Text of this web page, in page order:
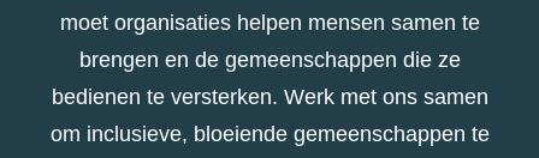
moet organisaties helpen mensen samen te
brengen en de gemeenschappen die ze
bedienen te versterken. Werk met ons samen
om inclusieve, bloeiende gemeenschappen te